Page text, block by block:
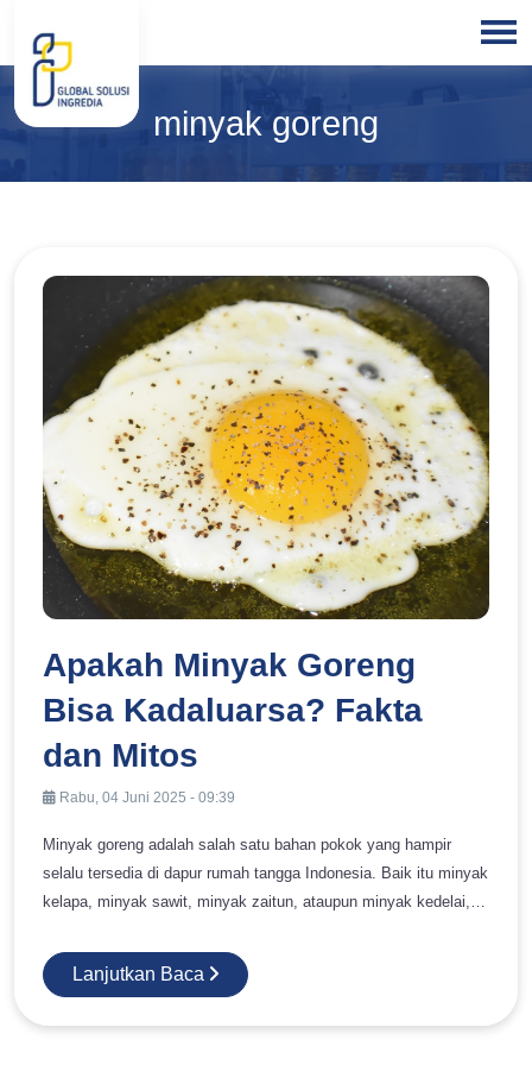
HOME
ABOUT
PARTNER
EXPERTISE
FREE
CONSULTATION
minyak goreng
Apakah Minyak Goreng
Bisa Kadaluarsa? Fakta
dan Mitos
Rabu, 04 Juni 2025 - 09:39
Minyak goreng adalah salah satu bahan pokok yang hampir
selalu tersedia di dapur rumah tangga Indonesia. Baik itu minyak
kelapa, minyak sawit, minyak zaitun, ataupun minyak kedelai,
dicampurkan dalam adonan makanan. Namun, banyak orang
masih bertanya-tanya: Apakah minyak goreng bisa
Lanjutkan Baca